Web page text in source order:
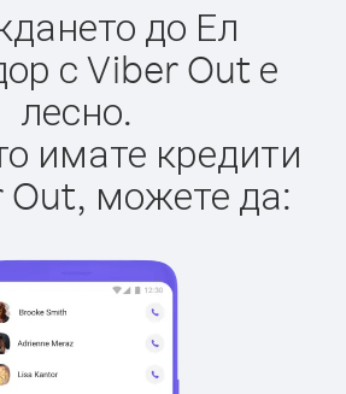
до Ел
с Viber Out е
лесно.
имате кредити
Out, можете да: